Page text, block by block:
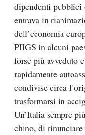
dipendenti pubblici
entrava in
dell’economia
PIIGS in alcuni
forse più avveduto
rapidamente
condivise circa
trasformarsi in
Un’Italia sempre
chino, di